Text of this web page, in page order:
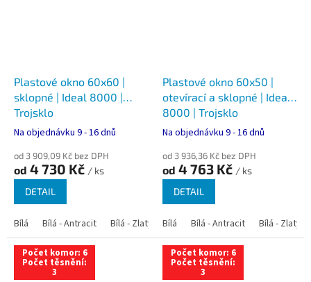
Plastové okno 60x60 |
sklopné | Ideal 8000 |
Trojsklo
Na objednávku 9 - 16 dnů
od 3 909,09 Kč bez DPH
od 4 730 Kč / ks
DETAIL
Bílá Bílá - Antracit Bílá - Zlatý dub Bílá - Tmavý dub Bílá -
Plastové okno 60x50 |
otevírací a sklopné | Ideal
8000 | Trojsklo
Na objednávku 9 - 16 dnů
od 3 936,36 Kč bez DPH
od 4 763 Kč / ks
DETAIL
Bílá Bílá - Antracit Bílá - Zlatý
Počet komor: 6
Počet těsnění:
3
Počet komor: 6
Počet těsnění:
3